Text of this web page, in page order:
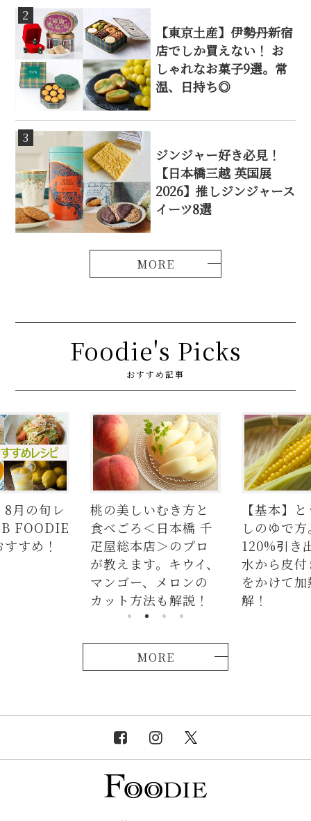
2
【東京土産】伊勢丹新宿
店でしか買えない！ お
しゃれなお菓子9選。常
温、日持ち◎
3
ジンジャー好き必見！
【日本橋三越 英国展
2026】推しジンジャース
イーツ8選
Foodie's Picks
おすすめ記事
月の旬レ
FOODIE
すめ！
桃の美しいむき方と
食べごろ＜日本橋 千
疋屋総本店＞のプロ
が教えます。キウイ、
マンゴー、メロンの
カット方法も解説！
【基本】
しのゆで
120%引き
水から皮
をかけて
解！
MORE